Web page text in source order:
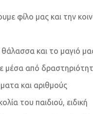
φίλο μας και την
και το μαγιό
μέσα από
και αριθμούς
του παιδιού, ειδική